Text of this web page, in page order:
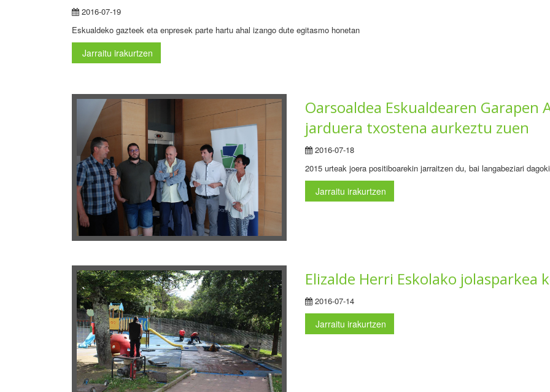
2016-07-19
Eskualdeko gazteek eta enpresek parte hartu ahal izango dute egitasmo honetan
Jarraitu irakurtzen
Oarsoaldea Eskualdearen
jarduera txostena aurkeztu zuen
2016-07-18
2015 urteak joera positiboarekin jarraitzen du, bai langabeziari
Jarraitu irakurtzen
Elizalde Herri Eskolako jolasparkea
2016-07-14
Jarraitu irakurtzen